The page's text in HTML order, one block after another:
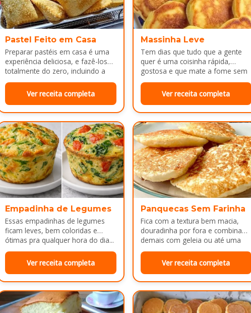
Pastel Feito em Casa
Preparar pastéis em casa é uma
experiência deliciosa, e fazê-los
totalmente do zero, incluindo a
massa, fica melhor ainda...
Ver receita completa
Massinha Leve
Tem dias que tudo que a gente
quer é uma coisinha rápida,
gostosa e que mate a fome sem
dar trabalho...
Ver receita completa
Empadinha de Legumes
Essas empadinhas de legumes
ficam leves, bem coloridas e
ótimas pra qualquer hora do dia...
Ver receita completa
Panquecas Sem Farinha
Fica com a textura bem macia,
douradinha por fora e combina
demais com geleia ou até uma
manteiguinha derretendo por
Ver receita completa